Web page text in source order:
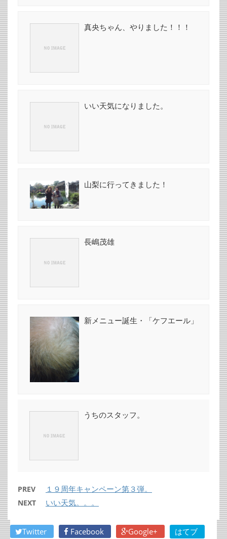
真央ちゃん、やりました！！！
いい天気になりました。
山梨に行ってきました！
長嶋茂雄
新メニュー誕生・「ケフエール」
うちのスタッフ。
PREV １９周年キャンペーン第３弾。
NEXT いい天気。。。
Twitter Facebook Google+ はてブ